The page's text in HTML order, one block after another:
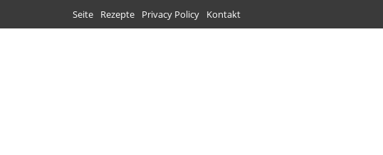
Seite Rezepte Privacy Policy Kontakt